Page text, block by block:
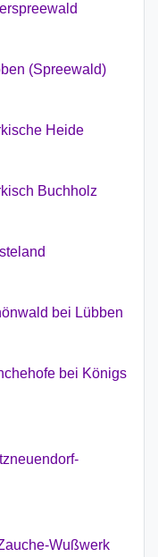
(Spreewald)
Heide
Buchholz
bei Lübben
bei Königs
Wußwerk